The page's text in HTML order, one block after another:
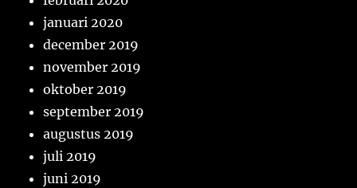
januari 2020
december 2019
november 2019
oktober 2019
september 2019
augustus 2019
juli 2019
juni 2019